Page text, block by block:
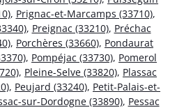
, Prignac-et-Marcamps (33710),
, Preignac (33210), Préchac
, Porchères (33660), Pondaurat
, Pompéjac (33730), Pomerol
, Pleine-Selve (33820), Plassac
, Peujard (33240), Petit-Palais-et-
sur-Dordogne (33890), Pessac